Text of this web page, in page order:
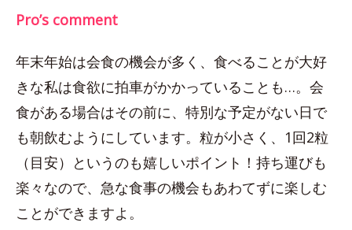
Pro’s comment
年末年始は会食の機会が多く、食べることが大好
きな私は食欲に拍車がかかっていることも…。会
食がある場合はその前に、特別な予定がない日で
も朝飲むようにしています。粒が小さく、1回2粒
（目安）というのも嬉しいポイント！持ち運びも
楽々なので、急な食事の機会もあわてずに楽しむ
ことができますよ。